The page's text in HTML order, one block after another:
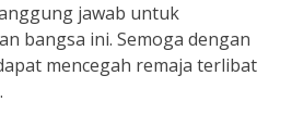
jawab untuk
bangsa ini. Semoga dengan
mencegah remaja terlibat